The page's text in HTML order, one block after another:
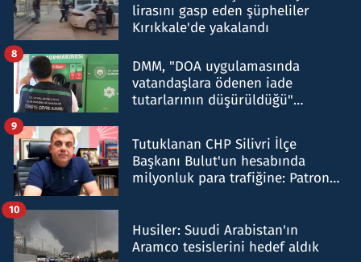
lirasını gasp eden şüpheliler
Kırıkkale'de yakalandı
DMM, "DOA uygulamasında
vatandaşlara ödenen iade
tutarlarının düşürüldüğü"
8
Tutuklanan CHP Silivri İlçe
Başkanı Bulut'un hesabında
milyonluk para trafiğine: Patron
9
Husiler: Suudi Arabistan'ın
Aramco tesislerini hedef aldık
10